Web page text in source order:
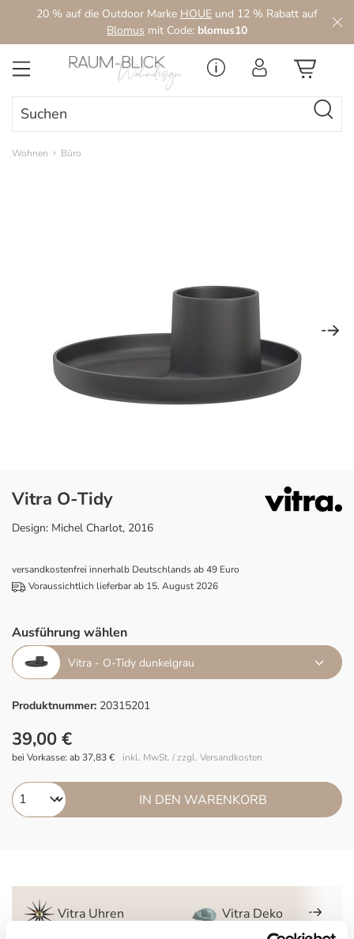
Zum Hauptinhalt springen
20 % auf die Outdoor Marke HOUE und 12 % Rabatt auf
Blomus mit Code: blomus10
Wohnen Büro
Vitra O-Tidy
Design: Michel Charlot, 2016
versandkostenfrei innerhalb Deutschlands ab 49 Euro
Voraussichtlich lieferbar ab 15. August 2026
Ausführung wählen
Vitra - O-Tidy dunkelgrau
Produktnummer: 20315201
39,00 €
inkl. MwSt. / zzgl. Versandkosten
bei Vorkasse: ab 37,83 €
IN DEN WARENKORB
Vitra Uhren Vitra Deko